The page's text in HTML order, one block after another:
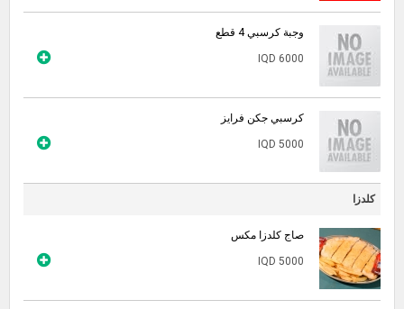
وجبة كرسبي 4 قطع
IQD 6000
كرسبي جكن فرايز
IQD 5000
كلدزا
صاج كلدزا مكس
IQD 5000